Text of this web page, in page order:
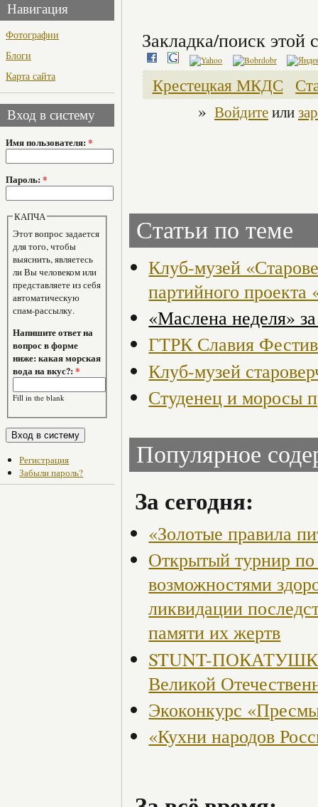
Навигация
Фотографии
Блоги
Карта сайта
Вход в систему
Имя пользователя: *
Пароль: *
КАПЧА
Этот вопрос задается
для того, чтобы
выяснить, являетесь
ли Вы человеком или
представляете из себя
автоматическую
спам-рассылку.
Напишите ответ на
вопрос в форме
ниже: какая морская
вода на вкус?:*
Fill in the blank
Регистрация
Забыли пароль?
Закладка/поиск этой
Крестецкая МКДС
» Войдитеили
Статьи по теме
Клуб-музей
партийного
«Маслена неделя»
ГТРК Славия
Клуб-музей
Студенец и моросы
Популярное
За сегодня:
«Золотые правила
Открытый турнир
возможностями
ликвидации
памяти их жертв
STUNT-
Великой
Экоконкурс
«Кухни народов